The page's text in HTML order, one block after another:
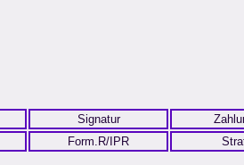
Signatur
Form.R/IPR